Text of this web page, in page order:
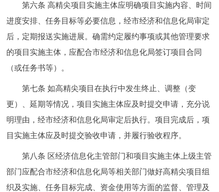
第六条 高精尖项目实施主体应明确项目实施内容、时间
进度安排、任务目标等必要信息，经市经济和信息化局审定
后，定期报送实施进展。确需约定履约事项或其他管理要求
的项目实施主体，应配合市经济和信息化局签订项目合同
（或任务书等）。
第七条 如高精尖项目在执行中发生终止、调整（变
更）、延期等情况，项目实施主体应及时提交申请，充分说
明理由，经市经济和信息化局审定后执行。项目完成后，项
目实施主体应及时提交验收申请，并履行验收程序。
第八条 区经济信息化主管部门和项目实施主体上级主管
部门应配合市经济和信息化局等相关部门做好高精尖项目组
织及实施、任务目标完成、资金使用等方面的监督、管理及